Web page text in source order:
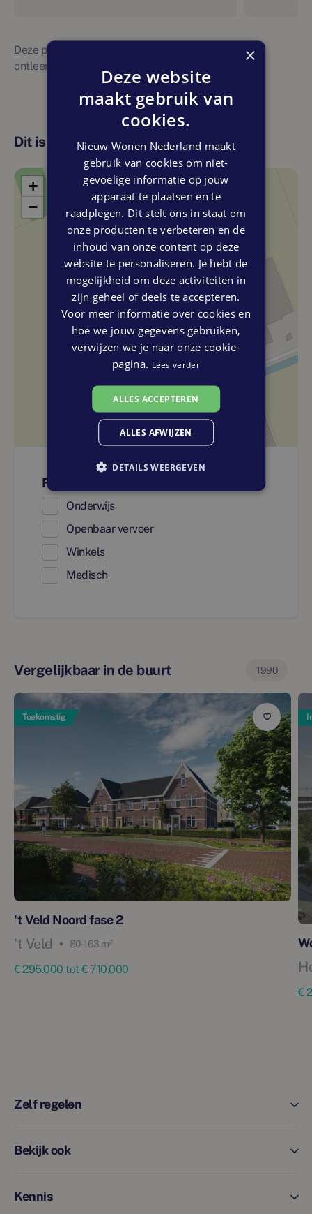
Deze planning is indicatief. Er kunnen geen rechten
ontleend worden aan bovenstaande planning
Dit is de locatie
+
−
Faciliteiten
Onderwijs
Openbaar vervoer
Winkels
Medisch
Vergelijkbaar in de buurt 1990
Toekomstig
't Veld Noord fase 2
't Veld 80 - 163 m²
€ 295.000 tot € 710.000
€
Zelf regelen
Bekijk ook
Kennis
×
Deze website
maakt gebruik van
cookies.
Nieuw Wonen Nederland maakt
gebruik van cookies om niet-
gevoelige informatie op jouw
apparaat te plaatsen en te
raadplegen. Dit stelt ons in staat om
onze producten te verbeteren en de
inhoud van onze content op deze
website te personaliseren. Je hebt de
mogelijkheid om deze activiteiten in
zijn geheel of deels te accepteren.
Voor meer informatie over cookies en
hoe we jouw gegevens gebruiken,
verwijzen we je naar onze cookie-
pagina. Lees verder
ALLES ACCEPTEREN
ALLES AFWIJZEN
DETAILS WEERGEVEN